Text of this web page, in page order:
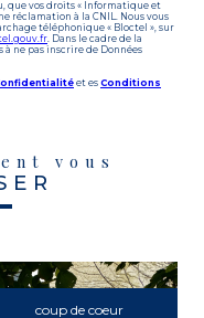
que vos droits « Informatique et
réclamation à la CNIL. Nous vous
téléphonique « Bloctel », sur
. Dans le cadre de la
ne pas inscrire de Données
et es Conditions
vous
coup de coeur